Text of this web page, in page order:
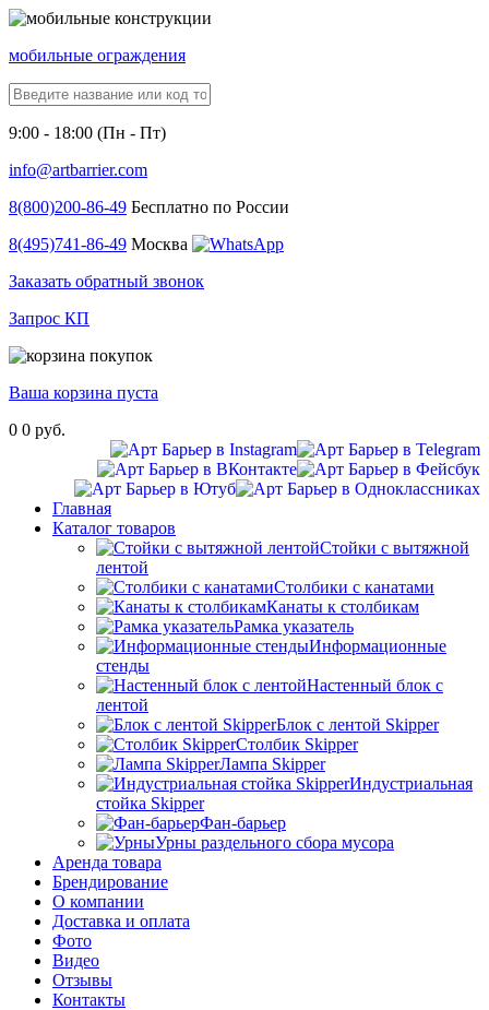
мобильные ограждения
9:00 - 18:00 (Пн - Пт)
info@artbarrier.com
8(800)200-86-49 Бесплатно по России
8(495)741-86-49 Москва
Заказать обратный звонок
Запрос КП
Ваша корзина пуста
0 0 руб.
Главная
Каталог товаров
Стойки с вытяжной
лентой
Столбики с канатами
Канаты к столбикам
Рамка указатель
Информационные
стенды
Настенный блок с
лентой
Блок с лентой Skipper
Столбик Skipper
Лампа Skipper
Индустриальная
стойка Skipper
Фан-барьер
Урны раздельного сбора мусора
Аренда товара
Брендирование
О компании
Доставка и оплата
Фото
Видео
Отзывы
Контакты